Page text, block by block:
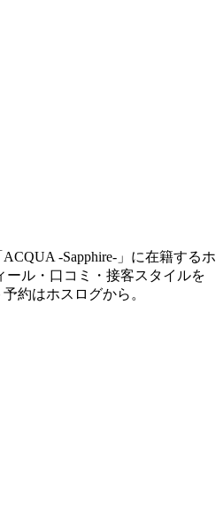
-Sapphire-」に在籍するホ
ール・口コミ・接客スタイルを
約はホスログから。